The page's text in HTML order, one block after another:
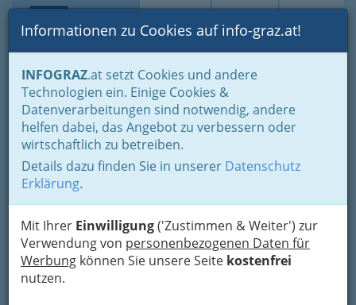
Suche Login Toggle
Informationen zu Cookies auf info-graz.at!
INFOGRAZ.at setzt Cookies und andere
Technologien ein. Einige Cookies &
Datenverarbeitungen sind notwendig, andere
helfen dabei, das Angebot zu verbessern oder
wirtschaftlich zu betreiben.
Details dazu finden Sie in unserer Datenschutz
Erklärung.
Mit Ihrer Einwilligung('Zustimmen & Weiter') zur
Verwendung von personenbezogenen Daten für
Werbung können Sie unsere Seite kostenfrei
nutzen.
Home Fotos
Nach Locations gruppiert
Mariahilferplatz - wesentlicher Teil der Lendviertelkultur
Der Mariahilferplatz macht
Graz um einen
Veranstaltungsort reicher
Treffpunkt für Musikliebhaber
und Fans der alternativen
Kunstszene